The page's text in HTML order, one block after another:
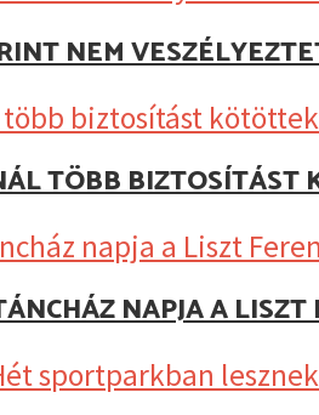
NEM
TÖBB
NAPJA A LISZT